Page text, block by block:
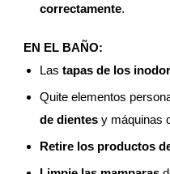
correctamente.
EN EL BAÑO:
Las tapas de los
Quite elementos
de dientes y máquinas
Retire los productos